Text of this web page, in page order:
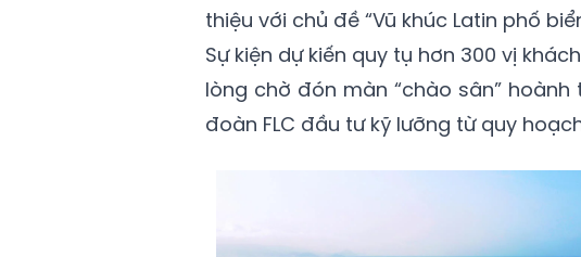
thiệu với chủ đề “Vũ khúc Latin phố
Sự kiện dự kiến quy tụ hơn 300 vị
lòng chờ đón màn “chào sân”
đoàn FLC đầu tư kỹ lưỡng từ quy